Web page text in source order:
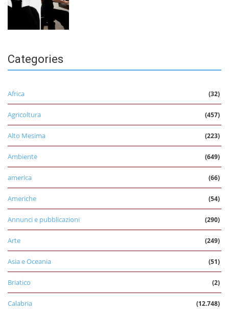
Categories
Africa (32)
Agricoltura (457)
Alto Mesima (223)
Ambiente (649)
america (66)
Americhe (54)
Annunci e pubblicazioni (290)
Arte (249)
Asia e Oceania (51)
Briatico (2)
Calabria (12.748)